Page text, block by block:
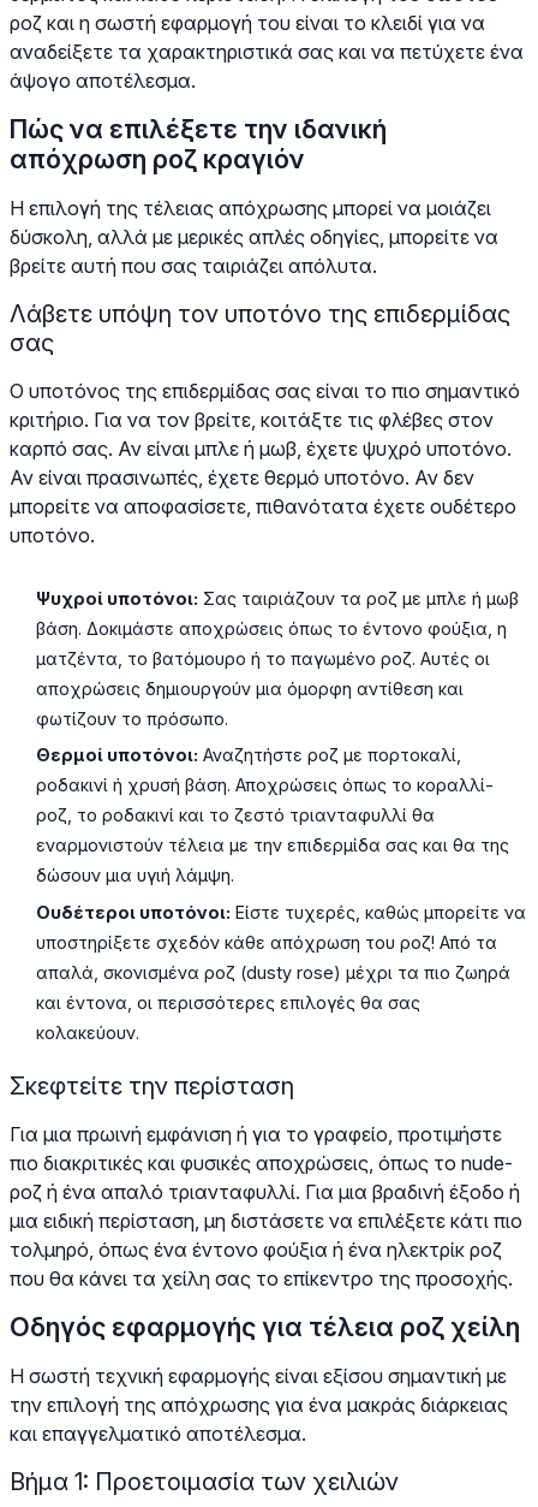
ροζ και η σωστή εφαρμογή του είναι το κλειδί για να
αναδείξετε τα χαρακτηριστικά σας και να πετύχετε ένα
άψογο αποτέλεσμα.
Πώς να επιλέξετε την ιδανική
απόχρωση ροζ κραγιόν
Η επιλογή της τέλειας απόχρωσης μπορεί να μοιάζει
δύσκολη, αλλά με μερικές απλές οδηγίες, μπορείτε να
βρείτε αυτή που σας ταιριάζει απόλυτα.
Λάβετε υπόψη τον υποτόνο της επιδερμίδας
σας
Ο υποτόνος της επιδερμίδας σας είναι το πιο σημαντικό
κριτήριο. Για να τον βρείτε, κοιτάξτε τις φλέβες στον
καρπό σας. Αν είναι μπλε ή μωβ, έχετε ψυχρό υποτόνο.
Αν είναι πρασινωπές, έχετε θερμό υποτόνο. Αν δεν
μπορείτε να αποφασίσετε, πιθανότατα έχετε ουδέτερο
υποτόνο.
Ψυχροί υποτόνοι: Σας ταιριάζουν τα ροζ με μπλε ή μωβ
βάση. Δοκιμάστε αποχρώσεις όπως το έντονο φούξια, η
ματζέντα, το βατόμουρο ή το παγωμένο ροζ. Αυτές οι
αποχρώσεις δημιουργούν μια όμορφη αντίθεση και
φωτίζουν το πρόσωπο.
Θερμοί υποτόνοι: Αναζητήστε ροζ με πορτοκαλί,
ροδακινί ή χρυσή βάση. Αποχρώσεις όπως το κοραλλί-
ροζ, το ροδακινί και το ζεστό τριανταφυλλί θα
εναρμονιστούν τέλεια με την επιδερμίδα σας και θα της
δώσουν μια υγιή λάμψη.
Ουδέτεροι υποτόνοι: Είστε τυχερές, καθώς μπορείτε να
υποστηρίξετε σχεδόν κάθε απόχρωση του ροζ! Από τα
απαλά, σκονισμένα ροζ (dusty rose) μέχρι τα πιο ζωηρά
και έντονα, οι περισσότερες επιλογές θα σας
κολακεύουν.
Σκεφτείτε την περίσταση
Για μια πρωινή εμφάνιση ή για το γραφείο, προτιμήστε
πιο διακριτικές και φυσικές αποχρώσεις, όπως το nude-
ροζ ή ένα απαλό τριανταφυλλί. Για μια βραδινή έξοδο ή
μια ειδική περίσταση, μη διστάσετε να επιλέξετε κάτι πιο
τολμηρό, όπως ένα έντονο φούξια ή ένα ηλεκτρίκ ροζ
που θα κάνει τα χείλη σας το επίκεντρο της προσοχής.
Οδηγός εφαρμογής για τέλεια ροζ χείλη
Η σωστή τεχνική εφαρμογής είναι εξίσου σημαντική με
την επιλογή της απόχρωσης για ένα μακράς διάρκειας
και επαγγελματικό αποτέλεσμα.
Βήμα 1: Προετοιμασία των χειλιών